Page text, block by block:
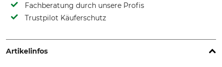
Fachberatung durch unsere Profis
Trustpilot Käuferschutz
Artikelinfos